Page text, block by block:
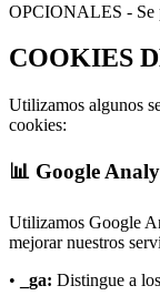
OPCIONALES - Se
COOKIES
Utilizamos algunos
cookies:
📊 Google
Utilizamos Google
mejorar nuestros
•
_ga: Distingue a